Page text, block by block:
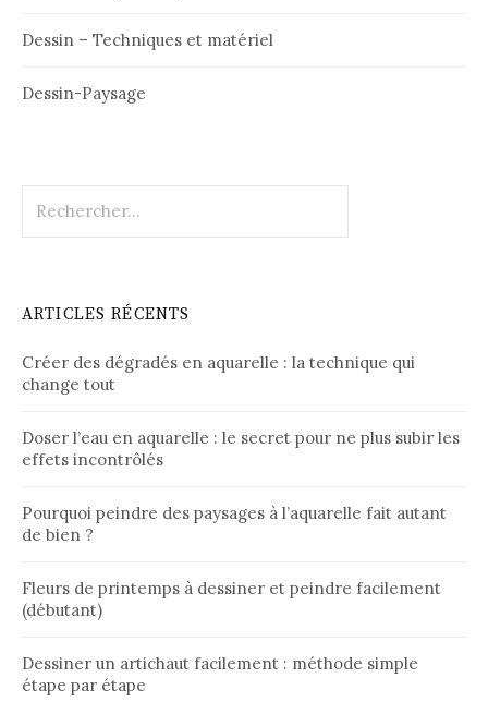
Dessin – Techniques et matériel
Dessin-Paysage
ARTICLES RÉCENTS
Créer des dégradés en aquarelle : la technique qui
change tout
Doser l’eau en aquarelle : le secret pour ne plus subir les
effets incontrôlés
Pourquoi peindre des paysages à l’aquarelle fait autant
de bien ?
Fleurs de printemps à dessiner et peindre facilement
(débutant)
Dessiner un artichaut facilement : méthode simple
étape par étape